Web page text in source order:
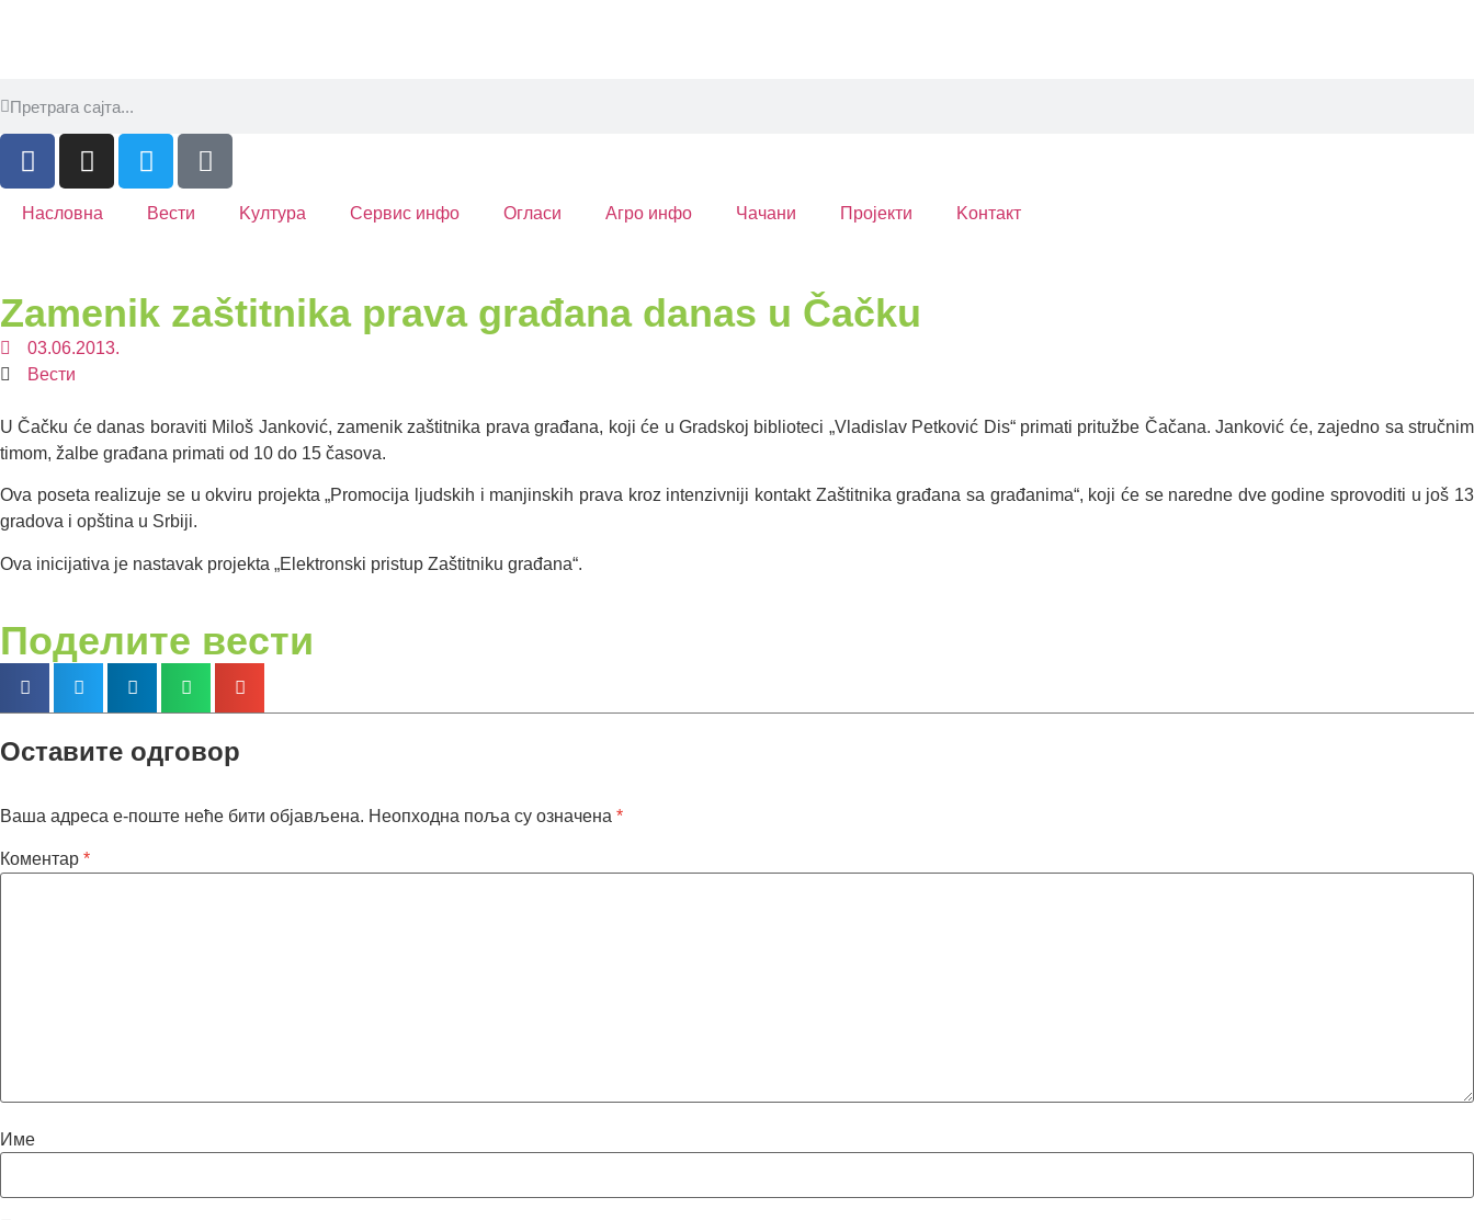
Насловна Вести Kултура Сервис инфо Огласи Агро инфо Чачани Пројекти Kонтакт
Zamenik zaštitnika prava građana danas u Čačku
03.06.2013.
Вести
U Čačku će danas boraviti Miloš Janković, zamenik zaštitnika prava građana, koji će u Gradskoj biblioteci „Vladislav Petković Dis“ primati pritužbe Čačana. Janković će, zajedno sa stručnim
timom, žalbe građana primati od 10 do 15 časova.
Ova poseta realizuje se u okviru projekta „Promocija ljudskih i manjinskih prava kroz intenzivniji kontakt Zaštitnika građana sa građanima“, koji će se naredne dve godine sprovoditi u još 13
gradova i opština u Srbiji.
Ova inicijativa je nastavak projekta „Elektronski pristup Zaštitniku građana“.
Поделите вести
Оставите одговор
Ваша адреса е-поште неће бити објављена. Неопходна поља су означена *
Коментар *
Име